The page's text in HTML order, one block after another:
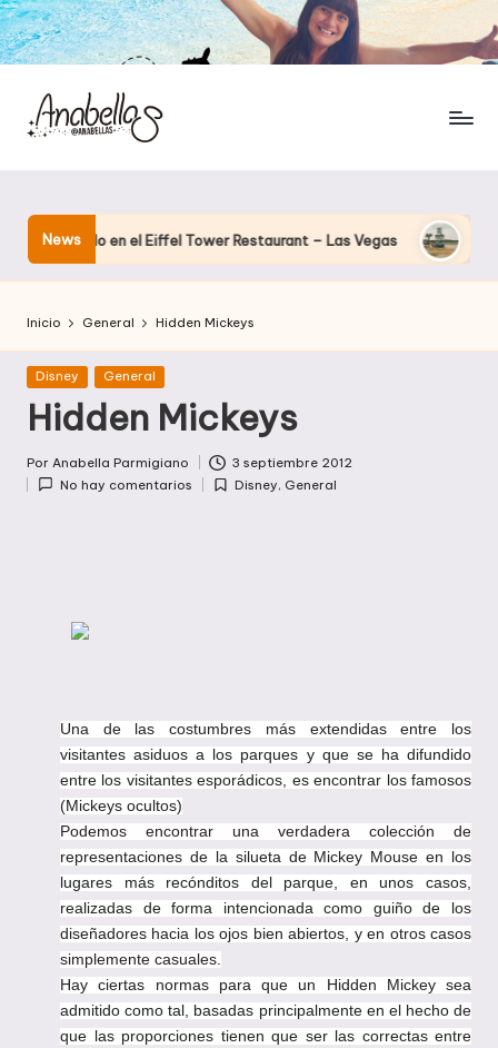
News
en el Eiffel Tower Restaurant – Las Vegas El hotel
Inicio General Hidden Mickeys
Publicada
Disney General
Hidden Mickeys
Publicado
por
Por Anabella Parmigiano
3 septiembre 2012
No hay comentarios
Publicada
Disney, General
Una de las costumbres más extendidas entre los
visitantes asiduos a los parques y que se ha difundido
entre los visitantes esporádicos, es encontrar los famosos
(Mickeys ocultos)
Podemos encontrar una verdadera colección de
representaciones de la silueta de Mickey Mouse en los
lugares más recónditos del parque, en unos casos,
realizadas de forma intencionada como guiño de los
diseñadores hacia los ojos bien abiertos, y en otros casos
simplemente casuales.
Hay ciertas normas para que un Hidden Mickey sea
admitido como tal, basadas principalmente en el hecho de
que las proporciones tienen que ser las correctas entre